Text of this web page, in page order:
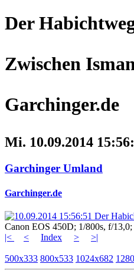
Der
Zwischen
Garchinger.de
Mi. 10.09.2014
Garchinger Umland
Garchinger.de
Canon EOS 450D; 1/800s, f/
|<
< Index > >|
500x333 800x533 1024x682